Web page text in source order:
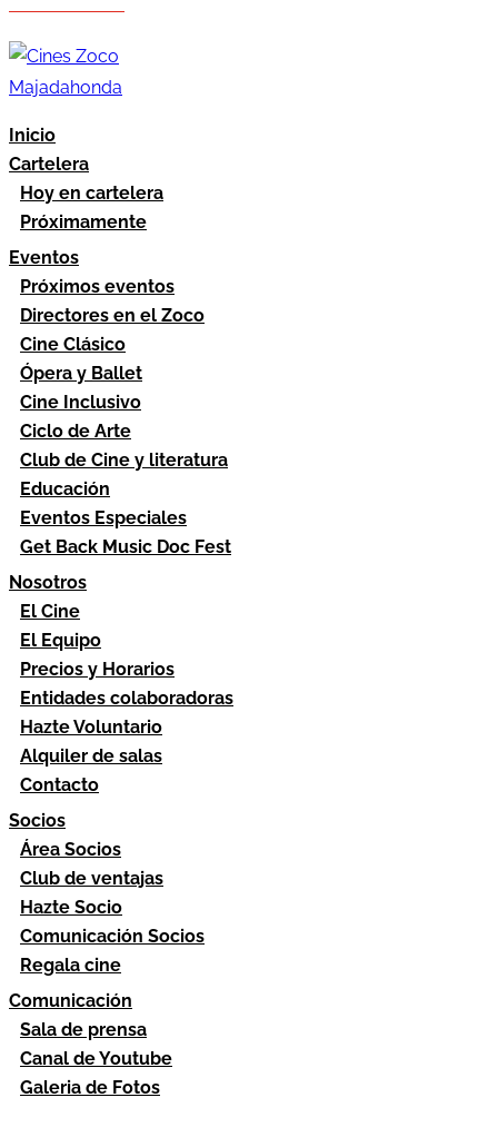
Inicio
Cartelera
Hoy en cartelera
Próximamente
Eventos
Próximos eventos
Directores en el Zoco
Cine Clásico
Ópera y Ballet
Cine Inclusivo
Ciclo de Arte
Club de Cine y literatura
Educación
Eventos Especiales
Get Back Music Doc Fest
Nosotros
El Cine
El Equipo
Precios y Horarios
Entidades colaboradoras
Hazte Voluntario
Alquiler de salas
Contacto
Socios
Área Socios
Club de ventajas
Hazte Socio
Comunicación Socios
Regala cine
Comunicación
Sala de prensa
Canal de Youtube
Galeria de Fotos